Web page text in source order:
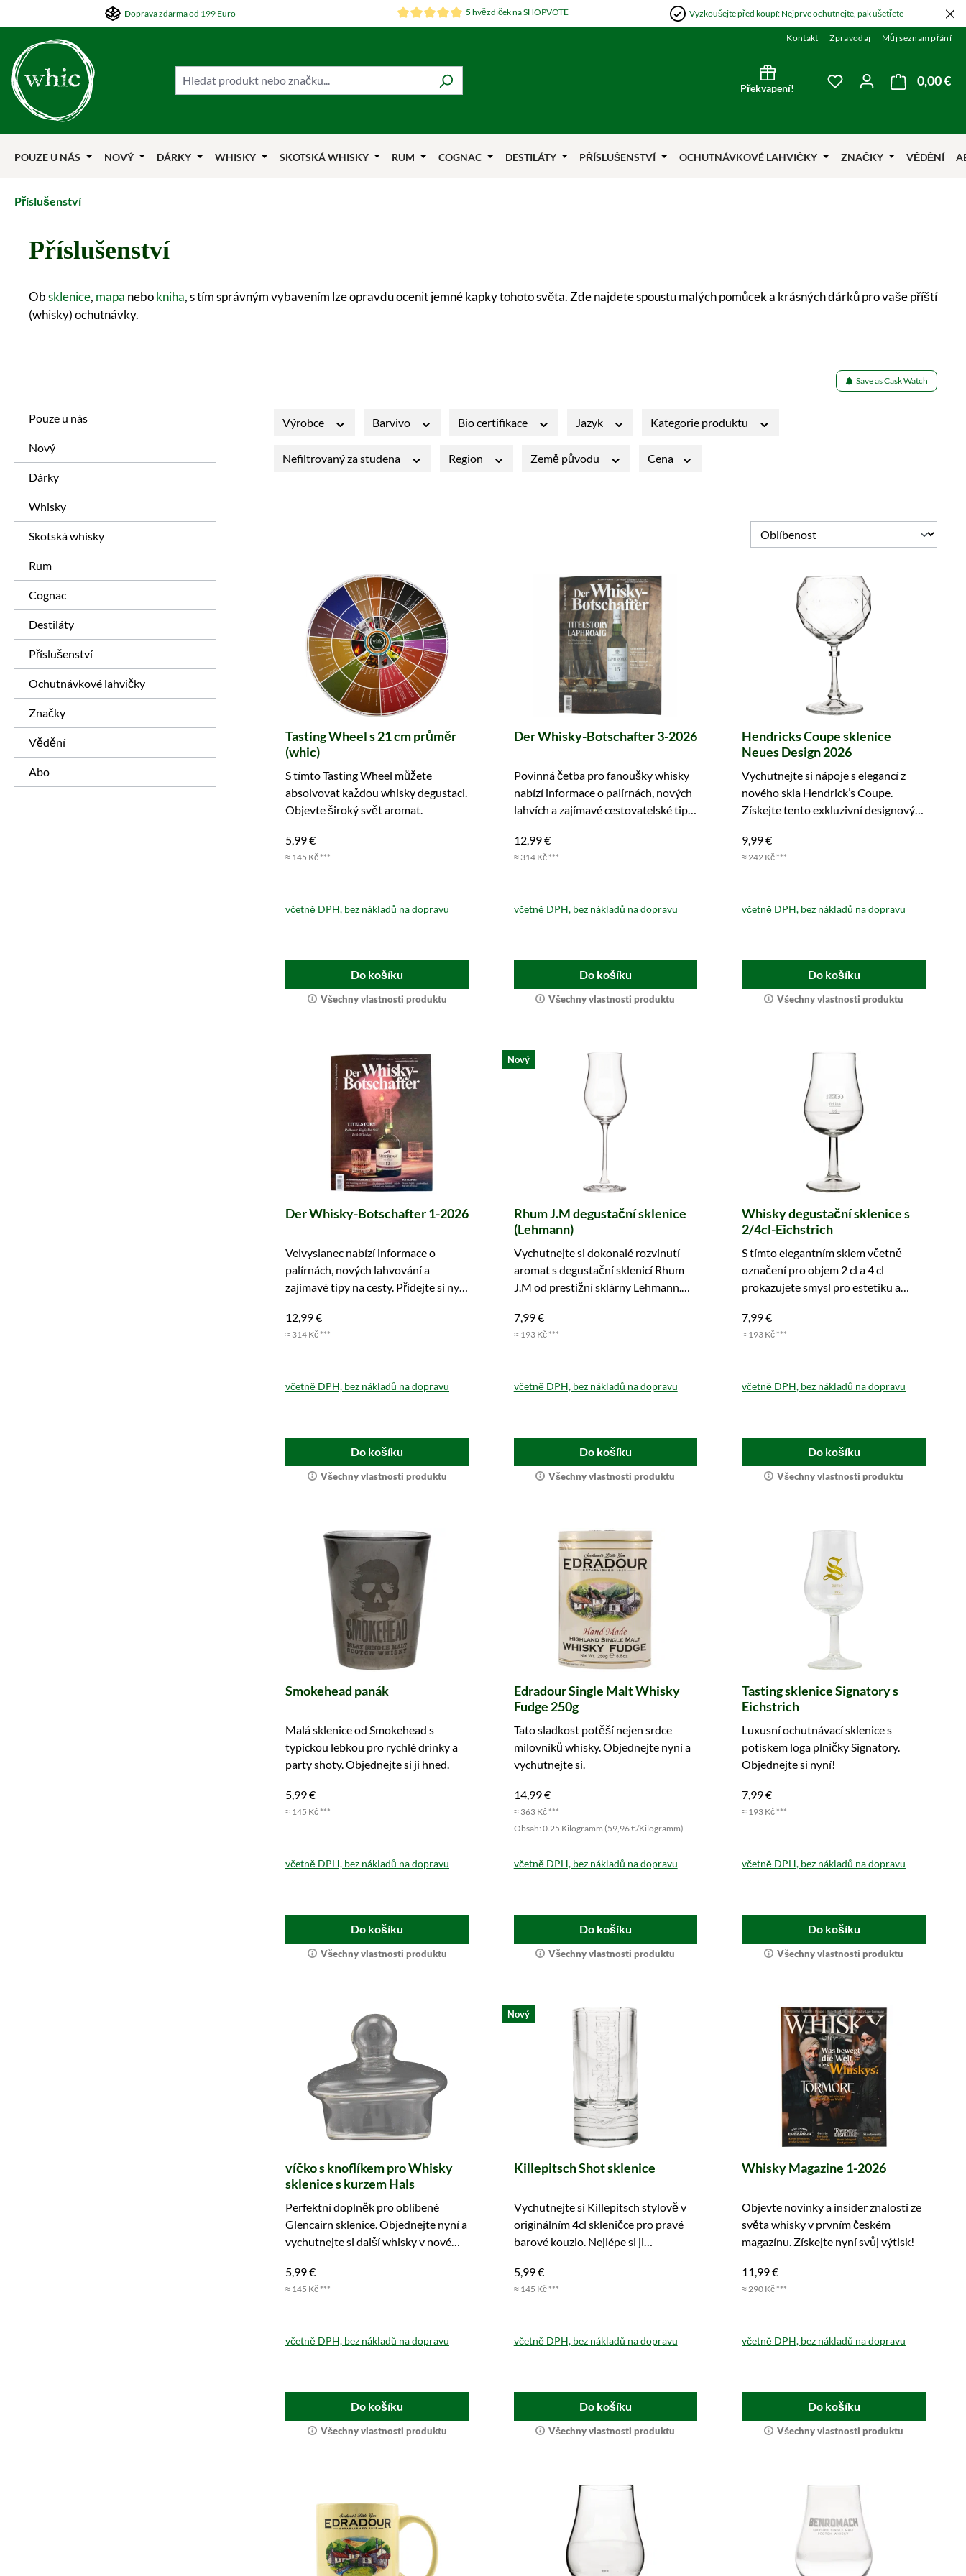
na hlavní obsah
Přejít na hlavní navigaciDoprava zdarma od 199 Euro 5 hvězdiček na SHOPVOTE Vyzkoušejte před koupí: Nejprve ochutnejte, pak ušetřete
Kontakt Zpravodaj Můj seznam přání
Překvapení!
Máte 0 položky v0,00 €
POUZE U NÁS NOVÝ DÁRKY WHISKY SKOTSKÁ WHISKY RUM COGNAC DESTILÁTY PŘÍSLUŠENSTVÍ OCHUTNÁVKOVÉ LAHVIČKY ZNAČKY VĚDĚNÍ
Příslušenství
Příslušenství
Obsklenice, mapa nebokniha, s tím správným vybavením lze opravdu ocenit jemné kapky tohoto světa. Zde najdete spoustu malých pomůcek a krásných dárků pro vaše příští
(whisky) ochutnávky.
Pouze u nás
Nový
Dárky
Whisky
Skotská whisky
Rum
Cognac
Destiláty
Příslušenství
Ochutnávkové lahvičky
Značky
Vědění
Abo
Save as Cask Watch
Výrobce Barvivo Bio certifikace Jazyk Kategorie produktu
Nefiltrovaný za studena Region Země původu Cena
Tasting Wheel s 21 cm průměr
(whic)
S tímto Tasting Wheel můžete
absolvovat každou whisky degustaci.
Objevte široký svět aromat.
5,99 €
≈ 145 Kč ***
včetně DPH, bez nákladů na dopravu
Do košíku
Všechny vlastnosti produktu
Der Whisky-Botschafter 3-2026
Povinná četba pro fanoušky whisky
nabízí informace o palírnách, nových
lahvích a zajímavé cestovatelské tipy.
12,99 €
≈ 314 Kč ***
včetně DPH, bez nákladů na dopravu
Do košíku
Všechny vlastnosti produktu
Hendricks Coupe sklenice
Neues Design 2026
Vychutnejte si nápoje s elegancí z
nového skla Hendrick’s Coupe.
Získejte tento exkluzivní designový
9,99 €
≈ 242 Kč ***
včetně DPH, bez nákladů na dopravu
Do košíku
Všechny vlastnosti produktu
Der Whisky-Botschafter 1-2026
Velvyslanec nabízí informace o
palírnách, nových lahvování a
zajímavé tipy na cesty. Přidejte si nyní
12,99 €
≈ 314 Kč ***
včetně DPH, bez nákladů na dopravu
Do košíku
Všechny vlastnosti produktu
Nový
Rhum J.M degustační sklenice
(Lehmann)
Vychutnejte si dokonalé rozvinutí
aromat s degustační sklenicí Rhum
J.M od prestižní sklárny Lehmann.
7,99 €
≈ 193 Kč ***
včetně DPH, bez nákladů na dopravu
Do košíku
Všechny vlastnosti produktu
Whisky degustační sklenice s
2/4cl-Eichstrich
S tímto elegantním sklem včetně
označení pro objem 2 cl a 4 cl
prokazujete smysl pro estetiku a
7,99 €
≈ 193 Kč ***
včetně DPH, bez nákladů na dopravu
Do košíku
Všechny vlastnosti produktu
Smokehead panák
Malá sklenice od Smokehead s
typickou lebkou pro rychlé drinky a
party shoty. Objednejte si ji hned.
5,99 €
≈ 145 Kč ***
včetně DPH, bez nákladů na dopravu
Do košíku
Všechny vlastnosti produktu
Edradour Single Malt Whisky
Fudge 250g
Tato sladkost potěší nejen srdce
milovníků whisky. Objednejte nyní a
vychutnejte si.
14,99 €
≈ 363 Kč ***
Obsah: 0.25 Kilogramm (59,96 €/Kilogramm)
včetně DPH, bez nákladů na dopravu
Do košíku
Všechny vlastnosti produktu
Tasting sklenice Signatory s
Eichstrich
Luxusní ochutnávací sklenice s
potiskem loga plničky Signatory.
Objednejte si nyní!
7,99 €
≈ 193 Kč ***
včetně DPH, bez nákladů na dopravu
Do košíku
Všechny vlastnosti produktu
víčko s knoflíkem pro Whisky
sklenice s kurzem Hals
Perfektní doplněk pro oblíbené
Glencairn sklenice. Objednejte nyní a
vychutnejte si další whisky v novém
5,99 €
≈ 145 Kč ***
včetně DPH, bez nákladů na dopravu
Do košíku
Všechny vlastnosti produktu
Nový
Killepitsch Shot sklenice
Vychutnejte si Killepitsch stylově v
originálním 4cl skleničce pro pravé
barové kouzlo. Nejlépe si ji
5,99 €
≈ 145 Kč ***
včetně DPH, bez nákladů na dopravu
Do košíku
Všechny vlastnosti produktu
Whisky Magazine 1-2026
Objevte novinky a insider znalosti ze
světa whisky v prvním českém
magazínu. Získejte nyní svůj výtisk!
11,99 €
≈ 290 Kč ***
včetně DPH, bez nákladů na dopravu
Do košíku
Všechny vlastnosti produktu